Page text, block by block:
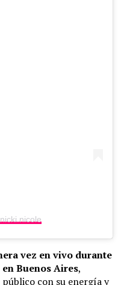
vez en vivo durante
Buenos Aires,
con su energía y